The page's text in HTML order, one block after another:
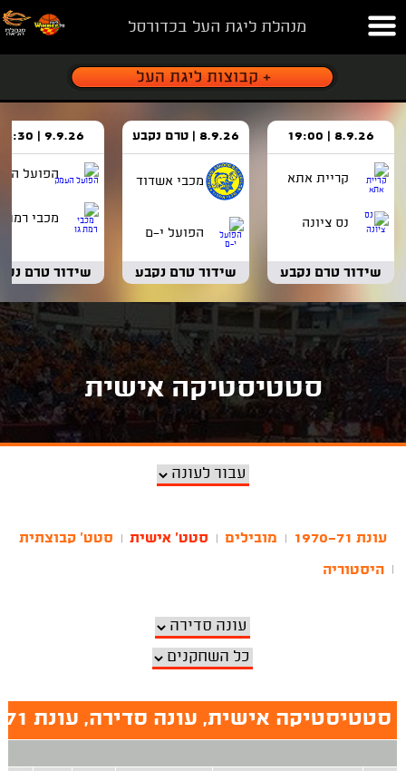
מנהלת ליגת העל בכדורסל
8.9.26 | 19:00
קריית אתא
נס ציונה
שידור טרם נקבע
8.9.26 | טרם נקבע
מכבי אשדוד
הפועל י-ם
שידור טרם נקבע
9.9.26 | 18:30
הפועל
מכבי רמת
שידור טרם
סטטיסטיקה אישית
עונת 1970-71 מובילים סטט' אישית סטט' קבוצתית
היסטוריה
סטטיסטיקה אישית, עונה סדירה, עונת 1970-71